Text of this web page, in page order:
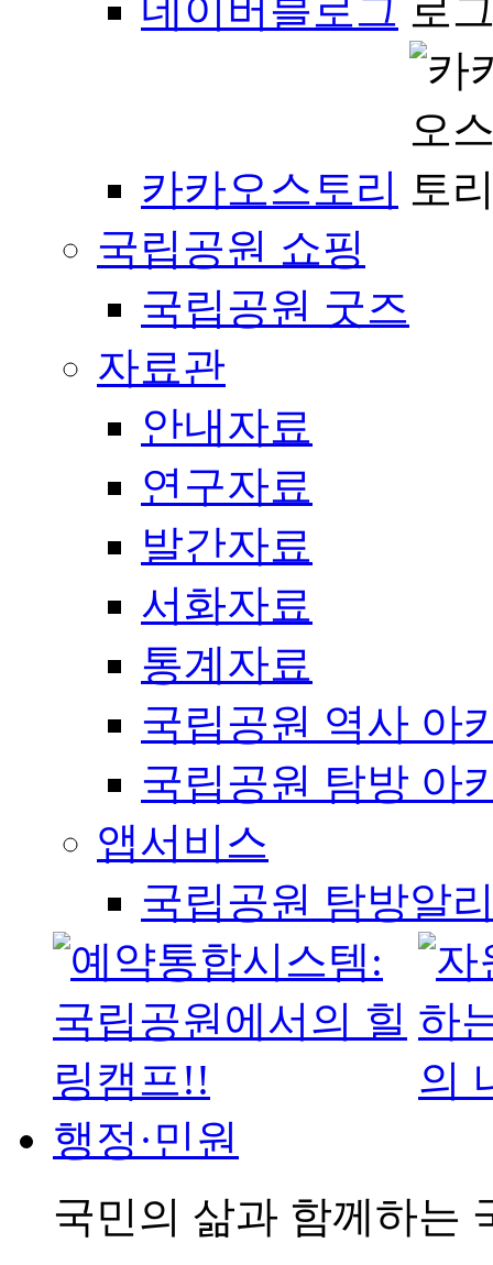
네이버블로그
카카오스토리
국립공원 쇼핑
국립공원 굿즈
자료관
안내자료
연구자료
발간자료
서화자료
통계자료
국립공원 역사 아
국립공원 탐방 아
앱서비스
국립공원 탐방알
행정·민원
국민의 삶과 함께하는